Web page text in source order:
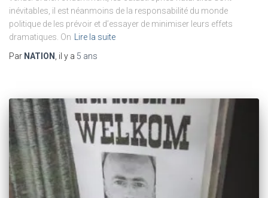
inévitables, il est néanmoins de la responsabilité du monde
politique de les prévoir et d’essayer de minimiser leurs effets
dramatiques. On
Lire la suite
Par NATION , il y a 5 ans